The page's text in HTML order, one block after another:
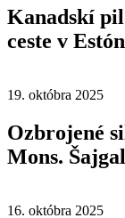
Kanadskí
ceste v
19. októbra 2025
Ozbrojené
Mons.
16. októbra 2025